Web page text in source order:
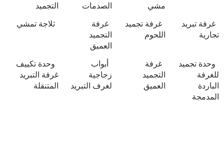
الصدمات
التجميد
غرفة تجميد
اللحوم
غرفة
التجميد
ثلاجة تمشي
غرفة
التجميد
العميق
أبواب
زجاجية
لغرف التبريد
وحدة تكييف
غرفة التبريد
المتنقلة